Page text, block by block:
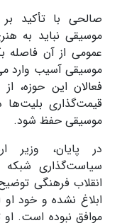
صالحی با تأکید
موسیقی نباید به
عمومی از آن فاصله
موسیقی آسیب وارد
فعالان این حوزه،
قیمت‌گذاری
موسیقی حفظ شود.
در پایان، وزیر
سیاست‌گذاری
انقلاب فرهنگی
ابلاغ نشده و خود
موافق نبوده است. او